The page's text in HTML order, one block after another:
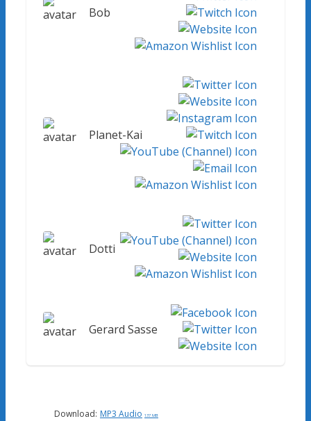
Bob
Planet-Kai
Dotti
Gerard Sasse
Download: MP3 Audio 137 MB